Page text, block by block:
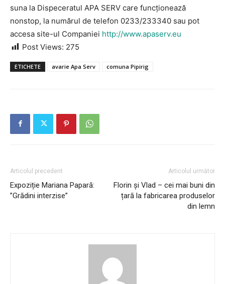
suna la Dispeceratul APA SERV care funcționează
nonstop, la numărul de telefon 0233/233340 sau pot
accesa site-ul Companiei http://www.apaserv.eu
Post Views: 275
ETICHETE avarie Apa Serv comuna Pipirig
Articolul precedent
Expoziție Mariana Papară:
”Grădini interzise”
Articolul următor
Florin și Vlad – cei mai buni din
țară la fabricarea produselor
din lemn